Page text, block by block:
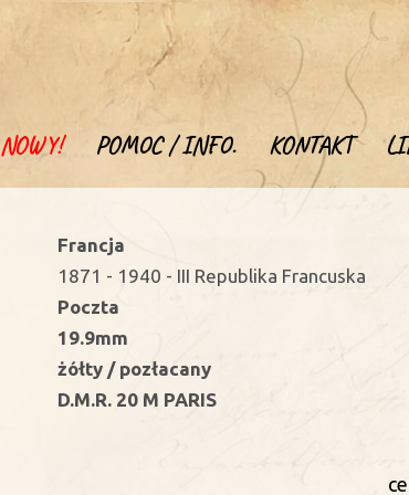
NOWY! POMOC / INFO. KONTAKT
Francja
1871 - 1940 - III Republika Francuska
Poczta
19.9mm
żółty / pozłacany
D.M.R. 20 M PARIS